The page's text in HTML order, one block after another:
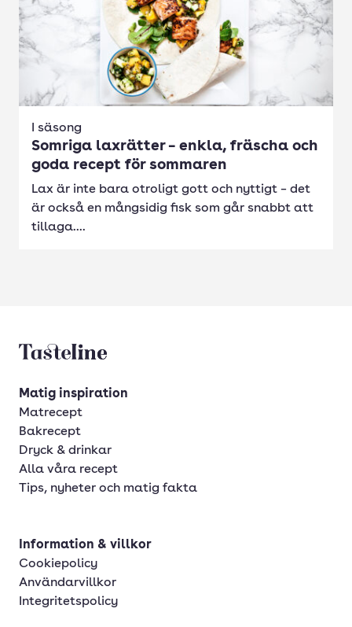
I säsong
Somriga laxrätter – enkla, fräscha och
goda recept för sommaren
Lax är inte bara otroligt gott och nyttigt – det
är också en mångsidig fisk som går snabbt att
tillaga....
Tasteline startsida
Matig inspiration
Matrecept
Bakrecept
Dryck & drinkar
Alla våra recept
Tips, nyheter och matig fakta
Information & villkor
Cookiepolicy
Användarvillkor
Integritetspolicy